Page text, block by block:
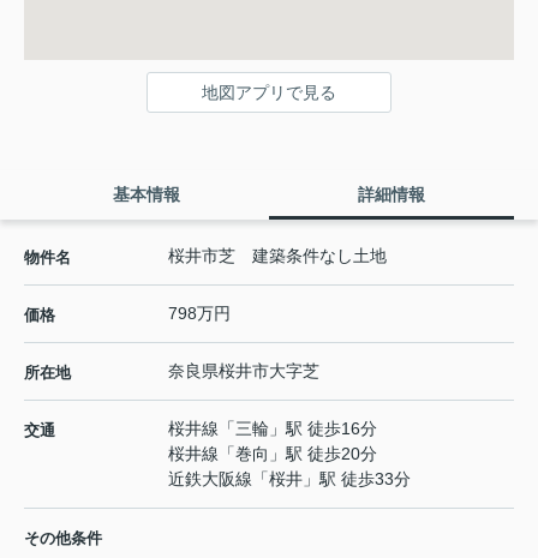
地図アプリで見る
基本情報 詳細情報
物件名 桜井市芝 建築条件なし土地
価格 798万円
所在地 奈良県桜井市大字芝
交通 桜井線 「三輪 」駅 徒歩16分
桜井線 「巻向 」駅 徒歩20分
近鉄大阪線 「桜井 」駅 徒歩33分
その他条件